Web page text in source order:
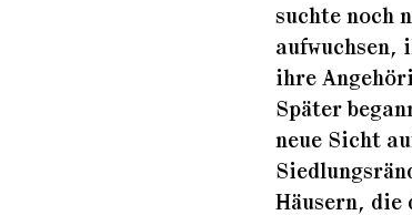
suchte noch
aufwuchsen,
ihre
Später
neue Sicht
Häusern, die